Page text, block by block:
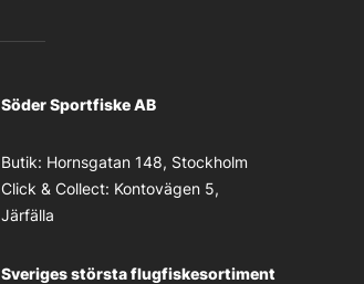
Söder Sportfiske AB
Butik: Hornsgatan 148, Stockholm
Click & Collect: Kontovägen 5,
Järfälla
Sveriges största flugfiskesortiment